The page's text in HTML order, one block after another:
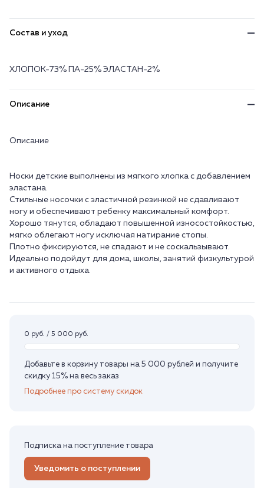
Состав и уход
ХЛОПОК-73% ПА-25% ЭЛАСТАН-2%
Описание
Описание
Носки детские выполнены из мягкого хлопка с добавлением
эластана.
Стильные носочки с эластичной резинкой не сдавливают
ногу и обеспечивают ребенку максимальный комфорт.
Хорошо тянутся, обладают повышенной износостойкостью,
мягко облегают ногу исключая натирание стопы.
Плотно фиксируются, не спадают и не соскальзывают.
Идеально подойдут для дома, школы, занятий физкультурой
и активного отдыха.
0 руб. / 5 000 руб.
Добавьте в корзину товары на 5 000 рублей и получите
скидку 15% на весь заказ
Подробнее про систему скидок
Подписка на поступление товара
Уведомить о поступлении